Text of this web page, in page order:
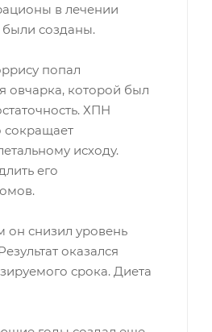
в лечении
созданы.
попал
овчарка, которой был
ХПН
сокращает
исходу.
его
он снизил уровень
оказался
срока. Диета